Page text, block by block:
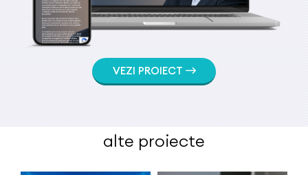
VEZI PROIECT
alte proiecte